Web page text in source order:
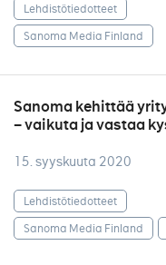
Lehdistötiedotteet
Sanoma Media Finland
Sanoma kehittää
– vaikuta ja vastaa
15. syyskuuta 2020
Lehdistötiedotteet
Sanoma Media Finland